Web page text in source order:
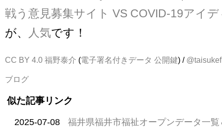
戦う意見募集サイト VS COVID-19アイ
が、
人気です！
CC BY 4.0 福野泰介 (電子署名付きデータ 公開鍵) / @taisukef
ブログ
似た記事リンク
2025-07-08 福井県福井市福祉オープンデータ一覧